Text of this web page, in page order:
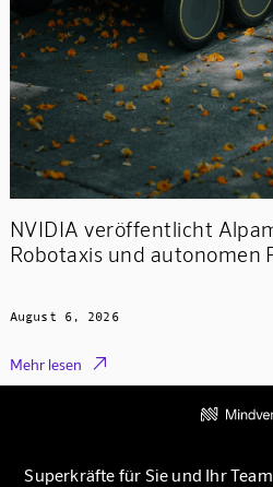
NVIDIA veröffentlicht
Robotaxis und autonomen
August 6, 2026
Mehr lesen 
Superkräfte für Sie und Ihr